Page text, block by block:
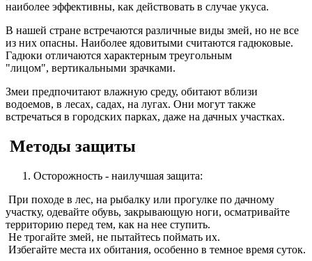
наиболее эффективны, как действовать в случае укуса.
В нашей стране встречаются различные виды змей, но не все
из них опасны. Наиболее ядовитыми считаются гадюковые.
Гадюки отличаются характерным треугольным
"лицом", вертикальными зрачками.
Змеи предпочитают влажную среду, обитают вблизи
водоемов, в лесах, садах, на лугах. Они могут также
встречаться в городских парках, даже на дачных участках.
Методы защиты
Осторожность - наилучшая защита:
При походе в лес, на рыбалку или прогулке по дачному
участку, одевайте обувь, закрывающую ноги, осматривайте
территорию перед тем, как на нее ступить.
Не трогайте змей, не пытайтесь поймать их.
Избегайте места их обитания, особенно в темное время суток.